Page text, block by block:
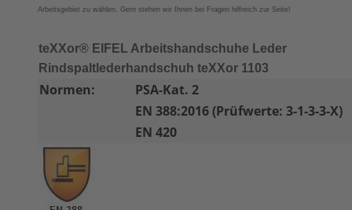
Arbeitsgebiet zu wählen. Gern stehen wir Ihnen bei Fragen hilfreich zur Seite!
teXXor® EIFEL Arbeitshandschuhe Leder
Rindspaltlederhandschuh teXXor 1103
Normen:
PSA-Kat. 2
EN 388:2016 (Prüfwerte: 3-1-3-3-X)
EN 420